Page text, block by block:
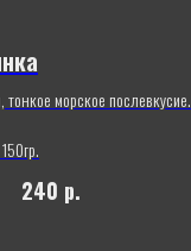
морское послевкусие.
240 р.